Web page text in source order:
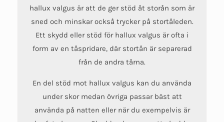
hallux valgus är att de ger stöd åt storån som är
sned och minskar också trycker på stortåleden.
Ett skydd eller stöd för hallux valgus är ofta i
form av en tåspridare, där stortån är separerad
från de andra tårna.
En del stöd mot hallux valgus kan du använda
under skor medan övriga passar bäst att
använda på natten eller när du exempelvis är